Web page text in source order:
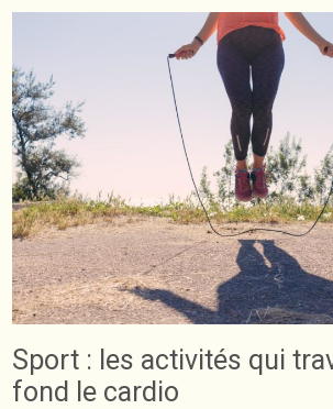
Sport : les activités qui
fond le cardio